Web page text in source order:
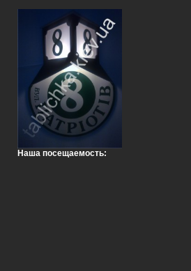
Наша посещаемость: